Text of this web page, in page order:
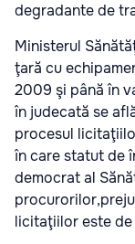
degradante de
Ministerul
ţară cu
2009 şi până în
în judecată se
procesul
în care statut de
democrat al
licitaţiilor este de